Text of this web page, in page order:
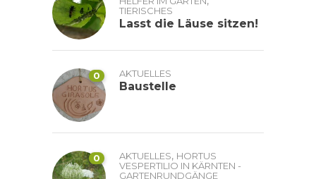
TIERISCHES
Lasst die Läuse sitzen!
0 AKTUELLES
Baustelle
0 AKTUELLES, HORTUS
VESPERTILIO IN KÄRNTEN -
GARTENRUNDGÄNGE